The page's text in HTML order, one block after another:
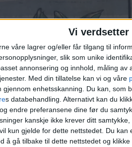
Vi
våre lagrer og/eller får tilgang til
slik som unike
annonsering og innhold, måling
Med din tillatelse kan vi og våre
gjennom enhetsskanning. Du kan, som
s databehandling. Alternativt kan du
endre preferansene dine før du
kanskje ikke krever ditt
kun gjelde for dette nettstedet. Du
å gå tilbake til dette nettstedet og